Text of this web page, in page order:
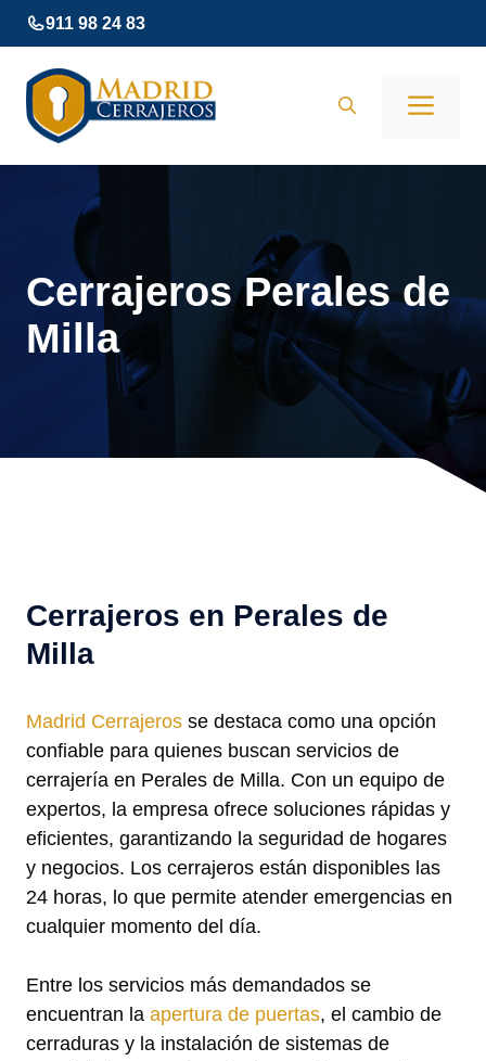
Saltar
al
contenido
911 98 24 83
Cerrajeros Perales de
Milla
Cerrajeros en Perales de
Milla
Madrid Cerrajeros se destaca como una opción
confiable para quienes buscan servicios de
cerrajería en Perales de Milla. Con un equipo de
expertos, la empresa ofrece soluciones rápidas y
eficientes, garantizando la seguridad de hogares
y negocios. Los cerrajeros están disponibles las
24 horas, lo que permite atender emergencias en
cualquier momento del día.
Entre los servicios más demandados se
encuentran la apertura de puertas, el cambio de
cerraduras y la instalación de sistemas de